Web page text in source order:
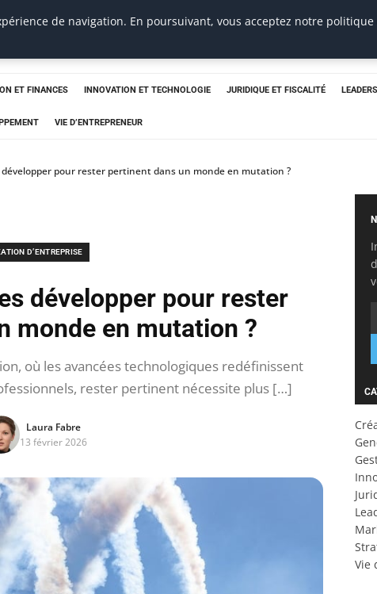
ET FINANCES INNOVATION ET TECHNOLOGIE JURIDIQUE ET FISCALITÉ
VIE D’ENTREPRENEUR
pour rester pertinent dans un monde en mutation ?
D’ENTREPRISE
développer pour rester
monde en mutation ?
où les avancées technologiques redéfinissent
rester pertinent nécessite plus […]
Laura Fabre
13 février 2026
Vie
de navigation. En poursuivant, vous acceptez notre politique